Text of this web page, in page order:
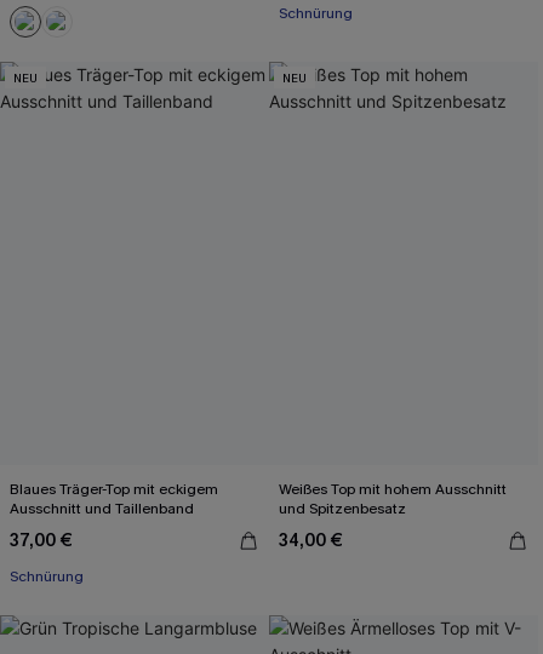
Schnürung
NEU
Blaues Träger-Top mit eckigem
Ausschnitt und Taillenband
37,00 €
Schnürung
NEU
Weißes Top mit hohem Ausschnitt
und Spitzenbesatz
34,00 €